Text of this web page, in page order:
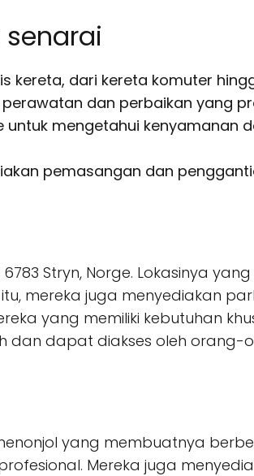
kereta, dari kereta komuter
dan perbaikan yang
untuk mengetahui kenyamanan
pemasangan dan
Stryn, Norge. Lokasinya
mereka juga menyediakan
yang memiliki kebutuhan
dan dapat diakses oleh orang-
yang membuatnya
Mereka juga